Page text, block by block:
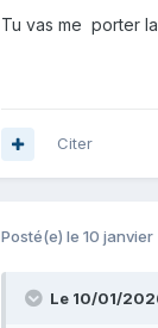
Tu vas me porter
Citer
Posté(e) le 10 janvier
Le 10/01/